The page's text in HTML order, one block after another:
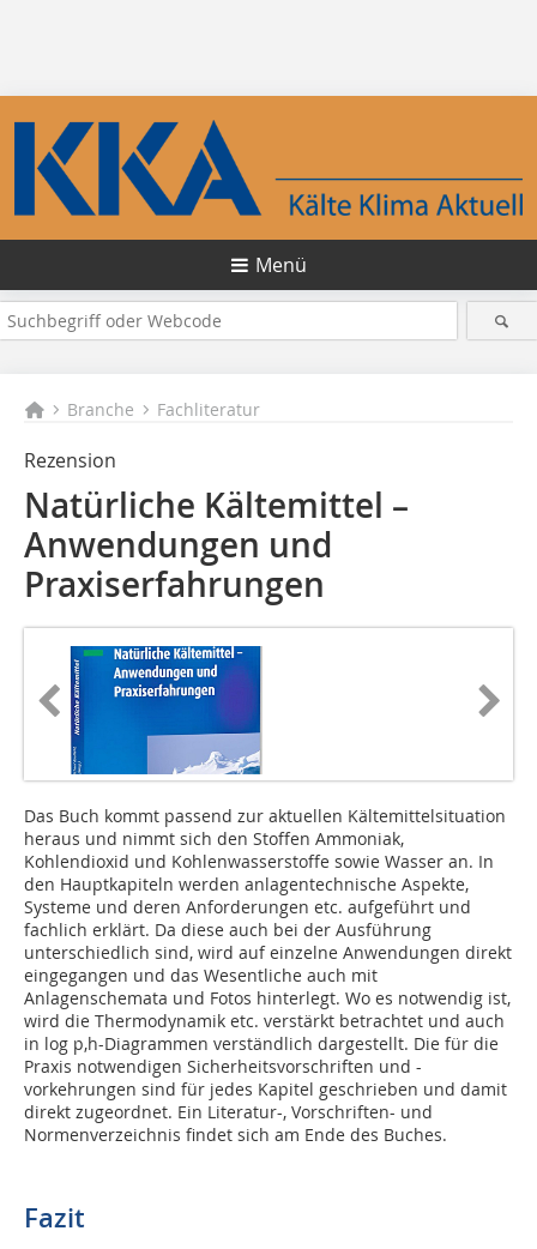
Menü
Branche Fachliteratur
Rezension
Natürliche Kältemittel –
Anwendungen und
Praxiserfahrungen
Das Buch kommt passend zur aktuellen Kältemittelsituation
heraus und nimmt sich den Stoffen Ammoniak,
Kohlendioxid und Kohlenwasserstoffe sowie Wasser an. In
den Hauptkapiteln werden anlagentechnische Aspekte,
Systeme und deren Anforderungen etc. aufgeführt und
fachlich erklärt. Da diese auch bei der Ausführung
unterschiedlich sind, wird auf einzelne Anwendungen direkt
eingegangen und das Wesentliche auch mit
Anlagenschemata und Fotos hinterlegt. Wo es notwendig ist,
wird die Thermodynamik etc. verstärkt betrachtet und auch
in log p,h-Diagrammen verständlich dargestellt. Die für die
Praxis notwendigen Sicherheitsvorschriften und -
vorkehrungen sind für jedes Kapitel geschrieben und damit
direkt zugeordnet. Ein Literatur-, Vorschriften- und
Normenverzeichnis findet sich am Ende des Buches.
Fazit